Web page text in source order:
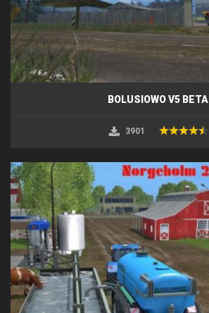
BOLUSIOWO V5 BETA
3901